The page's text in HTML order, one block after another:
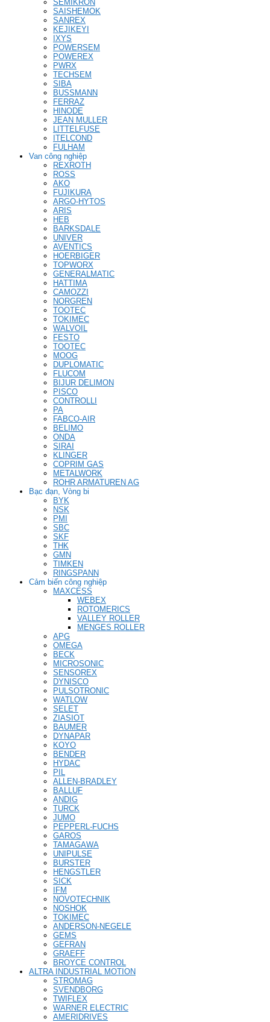
SEMIKRON
SAISHEMOK
SANREX
KEJIKEYI
IXYS
POWERSEM
POWEREX
PWRX
TECHSEM
SIBA
BUSSMANN
FERRAZ
HINODE
JEAN MULLER
LITTELFUSE
ITELCOND
FULHAM
Van công nghiệp
REXROTH
ROSS
AKO
FUJIKURA
ARGO-HYTOS
ARIS
HEB
BARKSDALE
UNIVER
AVENTICS
HOERBIGER
TOPWORX
GENERALMATIC
HATTIMA
CAMOZZI
NORGREN
TOOTEC
TOKIMEC
WALVOIL
FESTO
TOOTEC
MOOG
DUPLOMATIC
FLUCOM
BIJUR DELIMON
PISCO
CONTROLLI
PA
FABCO-AIR
BELIMO
ONDA
SIRAI
KLINGER
COPRIM GAS
METALWORK
ROHR ARMATUREN AG
Bạc đạn, Vòng bi
BYK
NSK
PMI
SBC
SKF
THK
GMN
TIMKEN
RINGSPANN
Cảm biến công nghiệp
MAXCESS
WEBEX
ROTOMERICS
VALLEY ROLLER
MENGES ROLLER
APG
OMEGA
BECK
MICROSONIC
SENSOREX
DYNISCO
PULSOTRONIC
WATLOW
SELET
ZIASIOT
BAUMER
DYNAPAR
KOYO
BENDER
HYDAC
PIL
ALLEN-BRADLEY
BALLUF
ANDIG
TURCK
JUMO
PEPPERL-FUCHS
GAROS
TAMAGAWA
UNIPULSE
BURSTER
HENGSTLER
SICK
IFM
NOVOTECHNIK
NOSHOK
TOKIMEC
ANDERSON-NEGELE
GEMS
GEFRAN
GRAEFF
BROYCE CONTROL
ALTRA INDUSTRIAL MOTION
STROMAG
SVENDBORG
TWIFLEX
WARNER ELECTRIC
AMERIDRIVES